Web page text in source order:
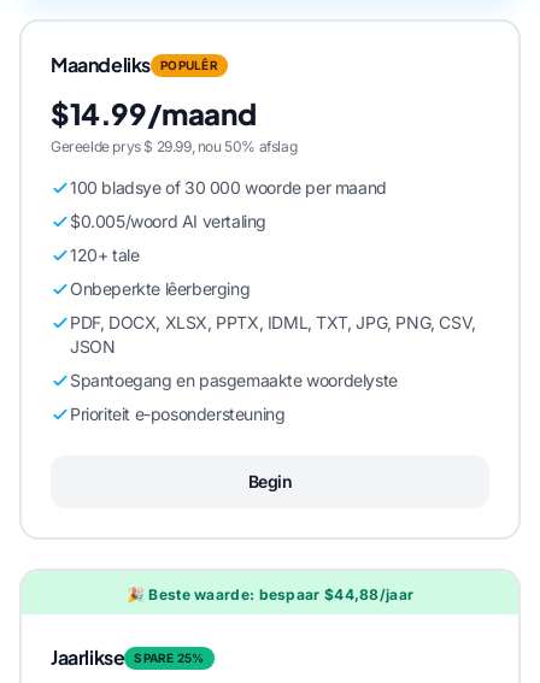
Maandeliks POPULÊR
$14.99/maand
Gereelde prys $ 29.99, nou 50% afslag
100 bladsye of 30 000 woorde per maand
$0.005/woord AI vertaling
120+ tale
Onbeperkte lêerberging
PDF, DOCX, XLSX, PPTX, IDML, TXT, JPG, PNG, CSV,
JSON
Spantoegang en pasgemaakte woordelyste
Prioriteit e-posondersteuning
Begin
🎉 Beste waarde: bespaar $44,88/jaar
Jaarlikse SPARE 25%